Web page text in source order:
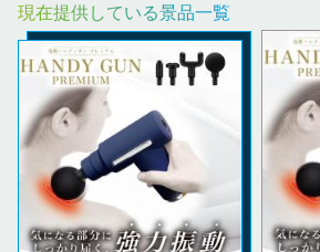
現在提供している景品一覧